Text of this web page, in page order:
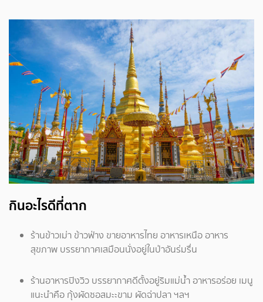
กินอะไรดีที่ตาก
ร้านข้าวเม่า ข้าวฟ่าง ขายอาหารไทย อาหารเหนือ อาหาร
สุขภาพ บรรยากาศเสมือนนั่งอยู่ในป่าอันร่มรื่น
ร้านอาหารปิงวิว บรรยากาศดีตั้งอยู่ริมแม่น้ำ อาหารอร่อย เมนู
แนะนำคือ กุ้งผัดซอสมะะขาม ผัดฉ่าปลา ฯลฯ